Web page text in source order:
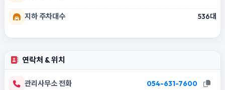
지하 주차대수 536대
연락처 & 위치
관리사무소 전화 054-631-7600